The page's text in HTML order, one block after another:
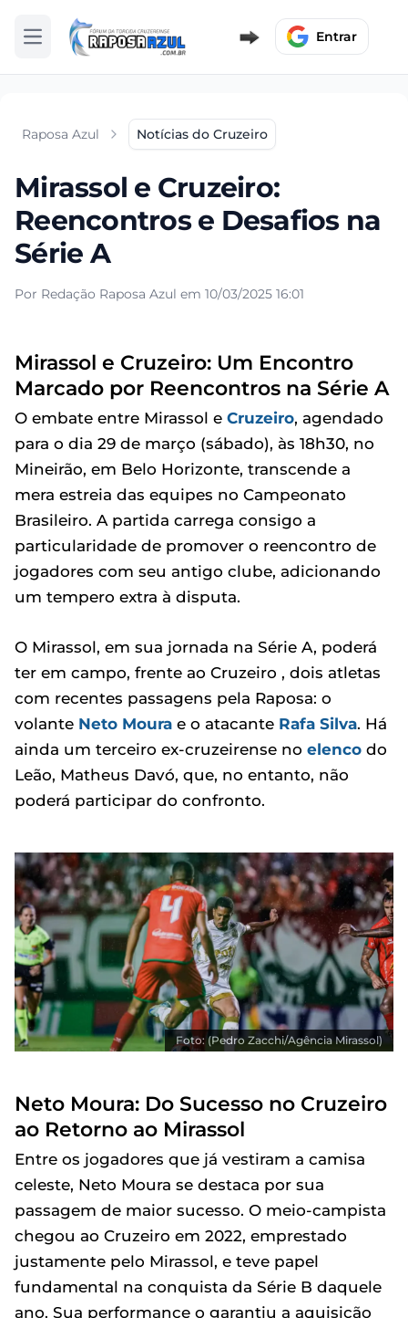
Abrir menu Entrar
Raposa Azul Notícias do Cruzeiro
Mirassol e Cruzeiro:
Reencontros e Desafios na
Série A
Por Redação Raposa Azul em 10/03/2025 16:01
Mirassol e Cruzeiro: Um Encontro
Marcado por Reencontros na Série A
O embate entre Mirassol e Cruzeiro, agendado
para o dia 29 de março (sábado), às 18h30, no
Mineirão, em Belo Horizonte, transcende a
mera estreia das equipes no Campeonato
Brasileiro. A partida carrega consigo a
particularidade de promover o reencontro de
jogadores com seu antigo clube, adicionando
um tempero extra à disputa.
O Mirassol, em sua jornada na Série A, poderá
ter em campo, frente ao Cruzeiro , dois atletas
com recentes passagens pela Raposa: o
volante Neto Moura e o atacante Rafa Silva. Há
ainda um terceiro ex-cruzeirense no elenco do
Leão, Matheus Davó, que, no entanto, não
poderá participar do confronto.
Foto: (Pedro Zacchi/Agência Mirassol)
Neto Moura: Do Sucesso no Cruzeiro
ao Retorno ao Mirassol
Entre os jogadores que já vestiram a camisa
celeste, Neto Moura se destaca por sua
passagem de maior sucesso. O meio-campista
chegou ao Cruzeiro em 2022, emprestado
justamente pelo Mirassol, e teve papel
fundamental na conquista da Série B daquele
ano. Sua performance o garantiu a aquisição